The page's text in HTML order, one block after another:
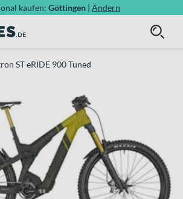
kaufen: Göttingen | Ändern
ST eRIDE 900 Tuned